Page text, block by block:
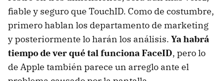
fiable y seguro que TouchID. Como de costumbre,
primero hablan los departamento de marketing
y posteriormente lo harán los análisis. Ya habrá
tiempo de ver qué tal funciona FaceID, pero lo
de Apple también parece un arreglo ante el